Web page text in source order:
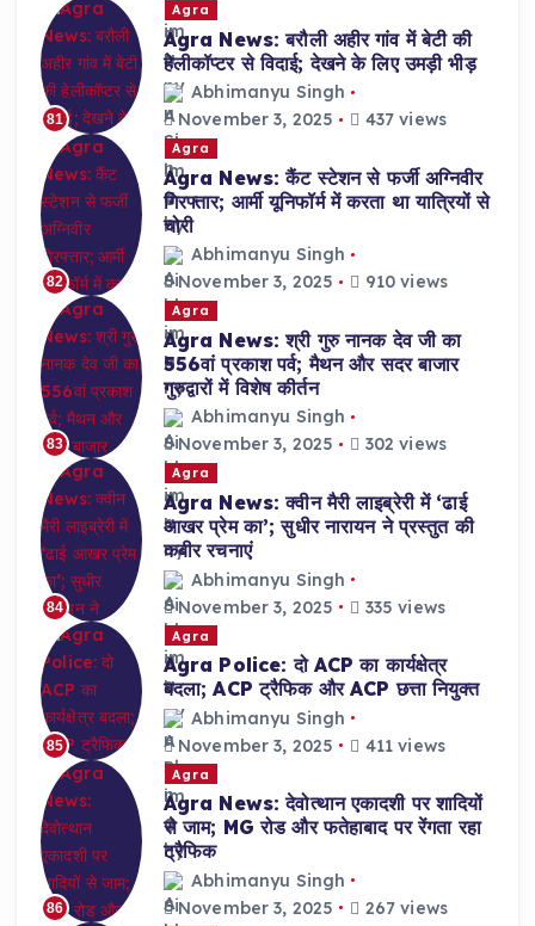
81
Agra
Agra News: बरौली अहीर गांव में बेटी की
हेलीकॉप्टर से विदाई; देखने के लिए उमड़ी भीड़
Abhimanyu Singh
November 3, 2025
437 views
82
Agra
Agra News: कैंट स्टेशन से फर्जी अग्निवीर
गिरफ्तार; आर्मी यूनिफॉर्म में करता था यात्रियों से
चोरी
Abhimanyu Singh
November 3, 2025
910 views
83
Agra
Agra News: श्री गुरु नानक देव जी का
556वां प्रकाश पर्व; मैथन और सदर बाजार
गुरुद्वारों में विशेष कीर्तन
Abhimanyu Singh
November 3, 2025
302 views
84
Agra
Agra News: क्वीन मैरी लाइब्रेरी में ‘ढाई
आखर प्रेम का’; सुधीर नारायन ने प्रस्तुत की
कबीर रचनाएं
Abhimanyu Singh
November 3, 2025
335 views
85
Agra
Agra Police: दो ACP का कार्यक्षेत्र
बदला; ACP ट्रैफिक और ACP छत्ता नियुक्त
Abhimanyu Singh
November 3, 2025
411 views
86
Agra
Agra News: देवोत्थान एकादशी पर शादियों
से जाम; MG रोड और फतेहाबाद पर रेंगता रहा
ट्रैफिक
Abhimanyu Singh
November 3, 2025
267 views